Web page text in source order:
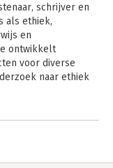
schrijver en
als ethiek,
en
ontwikkelt
voor diverse
naar ethiek